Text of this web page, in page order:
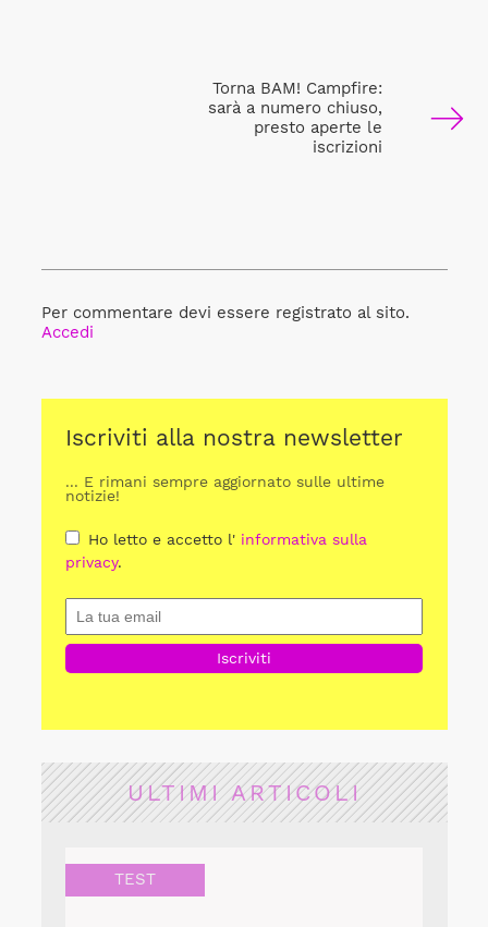
Torna BAM! Campfire:
sarà a numero chiuso,
presto aperte le
iscrizioni
Per commentare devi essere registrato al sito.
Accedi
Iscriviti alla nostra newsletter
... E rimani sempre aggiornato sulle ultime
notizie!
Ho letto e accetto l' informativa sulla
privacy.
ULTIMI ARTICOLI
TEST